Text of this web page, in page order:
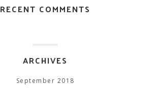
RECENT COMMENTS
ARCHIVES
September 2018